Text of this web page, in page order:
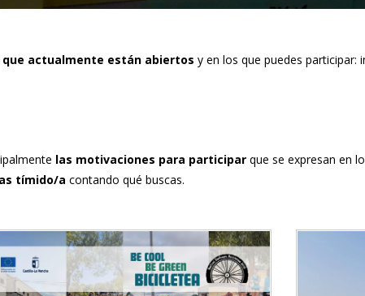
actualmente están abiertos y en los que puedes participar:
las motivaciones para participar que se expresan en
tímido/a contando qué buscas.